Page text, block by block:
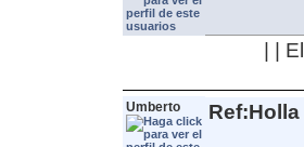
| |
Umberto